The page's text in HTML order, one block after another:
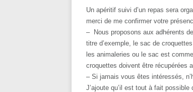
Un apéritif suivi d’un repas sera
merci de me confirmer votre
– Nous proposons aux adhérents
titre d’exemple, le sac de
les animaleries ou le sac est
croquettes doivent être récupérées
– Si jamais vous êtes intéressés,
J’ajoute qu’il est tout à fait possible